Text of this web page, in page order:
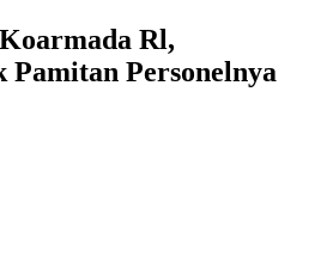
Rl,
Pamitan Personelnya